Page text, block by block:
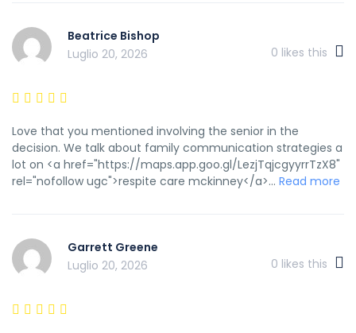
Beatrice Bishop
Luglio 20, 2026
0 likes this
Love that you mentioned involving the senior in the
decision. We talk about family communication strategies a
lot on <a href="https://maps.app.goo.gl/LezjTqjcgyyrrTzX8"
rel="nofollow ugc">respite care mckinney</a>... Read more
Garrett Greene
Luglio 20, 2026
0 likes this